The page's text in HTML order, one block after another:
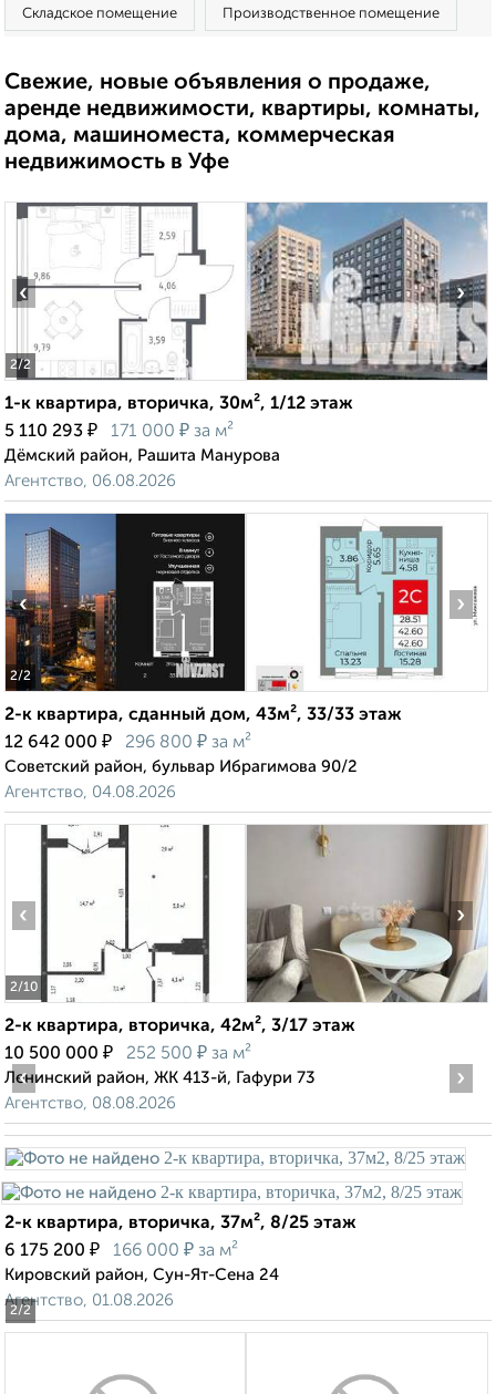
Складское помещение Производственное помещение
Свежие, новые объявления о продаже,
аренде недвижимости, квартиры, комнаты,
дома, машиноместа, коммерческая
недвижимость в Уфе
2/2
‹ ›
1-к квартира, вторичка, 30м², 1/12 этаж
5 110 293 ₽ 171 000 ₽ за м²
Дёмский район, Рашита Манурова
Агентство, 06.08.2026
2/2
‹ ›
2-к квартира, сданный дом, 43м², 33/33 этаж
12 642 000 ₽ 296 800 ₽ за м²
Советский район, бульвар Ибрагимова 90/2
Агентство, 04.08.2026
2/10
‹ ›
2-к квартира, вторичка, 42м², 3/17 этаж
10 500 000 ₽ 252 500 ₽ за м²
Ленинский район, ЖК 413-й, Гафури 73
Агентство, 08.08.2026
2/2
‹ ›
2-к квартира, вторичка, 37м², 8/25 этаж
6 175 200 ₽ 166 000 ₽ за м²
Кировский район, Сун-Ят-Сена 24
Агентство, 01.08.2026